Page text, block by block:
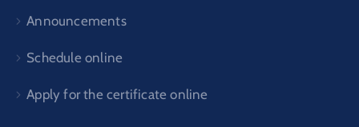
Announcements
Schedule online
Apply for the certificate online